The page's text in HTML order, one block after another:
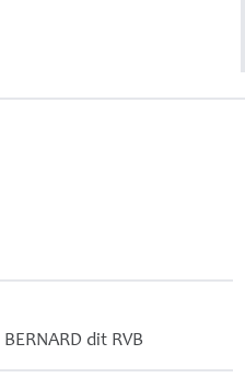
BERNARD dit RVB